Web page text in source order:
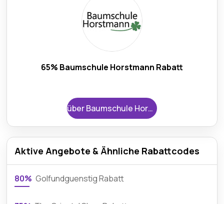
65% Baumschule Horstmann Rabatt
über Baumschule Horstmann
Aktive Angebote & Ähnliche Rabattcodes
80% Golfundguenstig Rabatt